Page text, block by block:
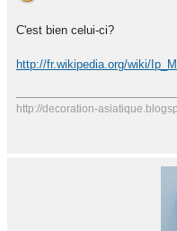
C'est bien celui-ci?
http://fr.wikipedia.org/wiki/
http://decoration-